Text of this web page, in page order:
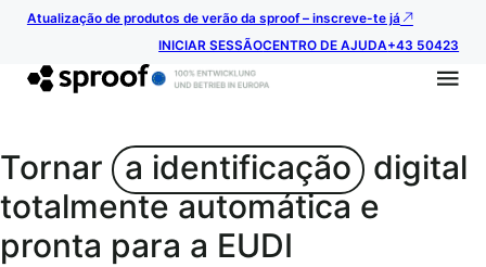
Atualização de produtos de verão da sproof – inscreve-te já
INICIAR SESSÃOCENTRO DE AJUDA+43 50423
Tornar a identificação
digital
totalmente automática e
pronta para a EUDI